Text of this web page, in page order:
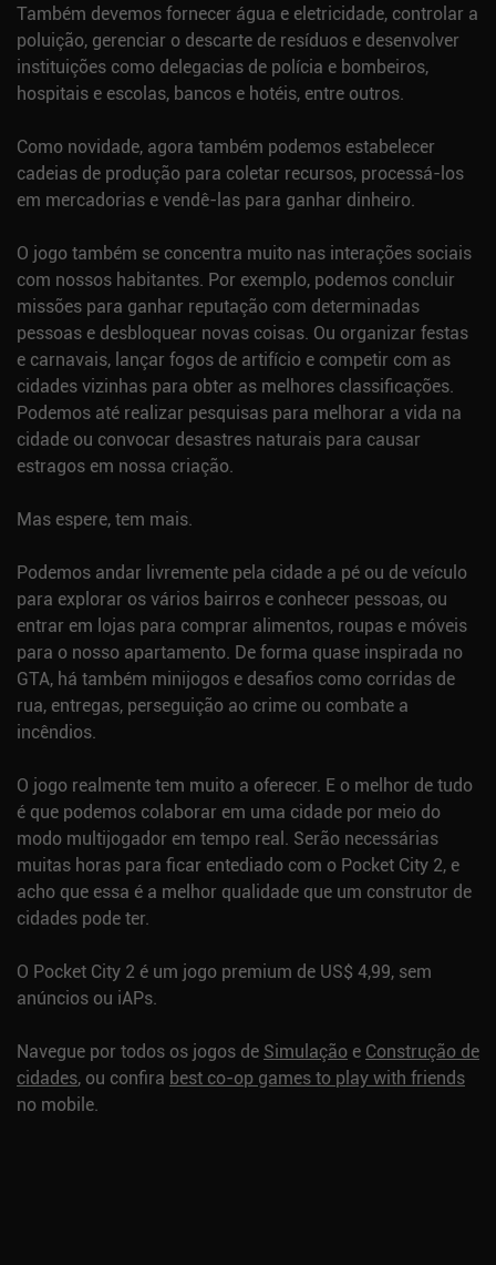
Também devemos fornecer água e eletricidade, controlar a
poluição, gerenciar o descarte de resíduos e desenvolver
instituições como delegacias de polícia e bombeiros,
hospitais e escolas, bancos e hotéis, entre outros.
Como novidade, agora também podemos estabelecer
cadeias de produção para coletar recursos, processá-los
em mercadorias e vendê-las para ganhar dinheiro.
O jogo também se concentra muito nas interações sociais
com nossos habitantes. Por exemplo, podemos concluir
missões para ganhar reputação com determinadas
pessoas e desbloquear novas coisas. Ou organizar festas
e carnavais, lançar fogos de artifício e competir com as
cidades vizinhas para obter as melhores classificações.
Podemos até realizar pesquisas para melhorar a vida na
cidade ou convocar desastres naturais para causar
estragos em nossa criação.
Mas espere, tem mais.
Podemos andar livremente pela cidade a pé ou de veículo
para explorar os vários bairros e conhecer pessoas, ou
entrar em lojas para comprar alimentos, roupas e móveis
para o nosso apartamento. De forma quase inspirada no
GTA, há também minijogos e desafios como corridas de
rua, entregas, perseguição ao crime ou combate a
incêndios.
O jogo realmente tem muito a oferecer. E o melhor de tudo
é que podemos colaborar em uma cidade por meio do
modo multijogador em tempo real. Serão necessárias
muitas horas para ficar entediado com o Pocket City 2, e
acho que essa é a melhor qualidade que um construtor de
cidades pode ter.
O Pocket City 2 é um jogo premium de US$ 4,99, sem
anúncios ou iAPs.
Navegue por todos os jogos de Simulação e Construção de
cidades, ou confira best co-op games to play with friends
no mobile.